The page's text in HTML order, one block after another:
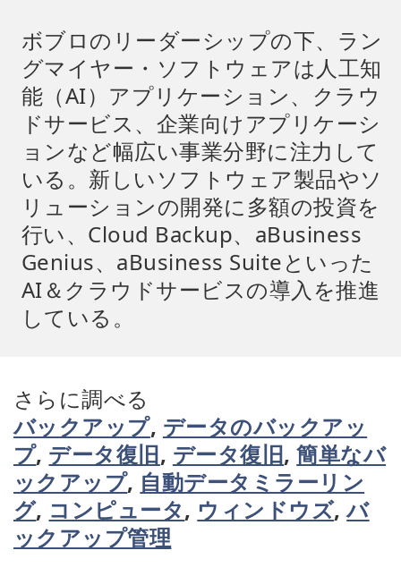
ボブロのリーダーシップの下、ラン
グマイヤー・ソフトウェアは人工知
能（AI）アプリケーション、クラウ
ドサービス、企業向けアプリケーシ
ョンなど幅広い事業分野に注力して
いる。新しいソフトウェア製品やソ
リューションの開発に多額の投資を
行い、Cloud Backup、aBusiness
Genius、aBusiness Suiteといった
AI＆クラウドサービスの導入を推進
している。
さらに調べる
バックアップ, データのバックアッ
プ, データ復旧, データ復旧,簡単なバ
ックアップ, 自動データミラーリン
グ, コンピュータ, ウィンドウズ,バ
ックアップ管理